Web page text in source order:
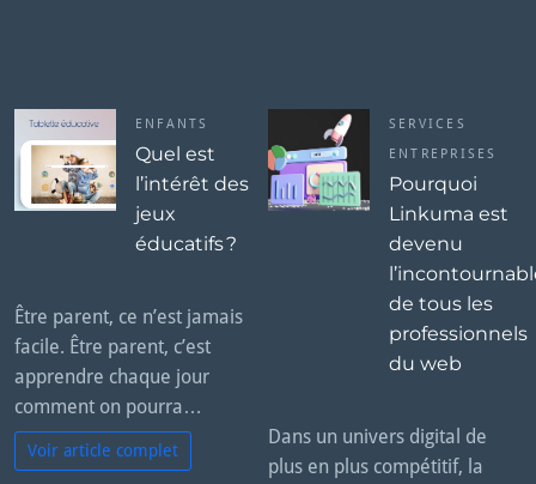
t
ENFANTS
Quel est
l’intérêt des
jeux
éducatifs ?
Être parent, ce n’est jamais
facile. Être parent, c’est
apprendre chaque jour
comment on pourra…
Voir article complet
SERVICES
ENTREPRISES
Pourquoi
Linkuma est
devenu
de tous les
professionnels
du web
Dans un univers digital de
plus en plus compétitif, la